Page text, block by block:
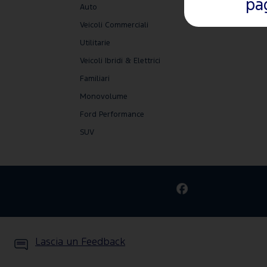
Auto
Veicoli Commerciali
Utilitarie
Veicoli Ibridi & Elettrici
Familiari
Monovolume
Ford Performance
SUV
Lascia un Feedback